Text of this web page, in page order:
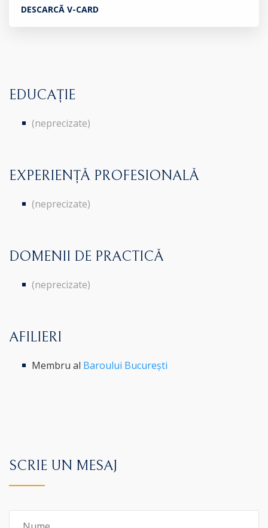
DESCARCĂ V-CARD
EDUCAȚIE
(neprecizate)
EXPERIENȚĂ PROFESIONALĂ
(neprecizate)
DOMENII DE PRACTICĂ
(neprecizate)
AFILIERI
Membru al Baroului București
SCRIE UN MESAJ